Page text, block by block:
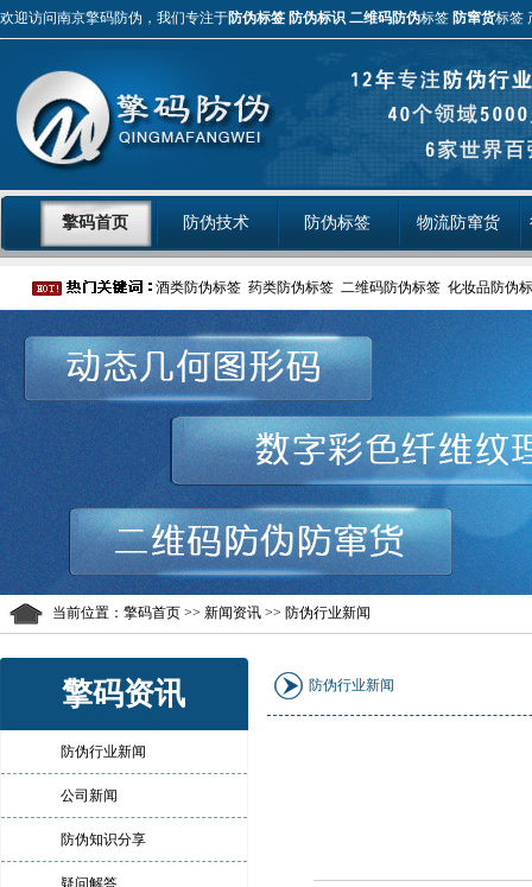
欢迎访问南京擎码防伪，我们专注于防伪标签 防伪标识 二维码防伪标签 防窜货标签
擎码首页 防伪技术 防伪标签 物流防窜货
酒类防伪标签 药类防伪标签 二维码防伪标签 化妆品防伪
当前位置： 擎码首页 >> 新闻资讯 >> 防伪行业新闻
擎码资讯
防伪行业新闻
公司新闻
防伪知识分享
疑问解答
防伪行业新闻